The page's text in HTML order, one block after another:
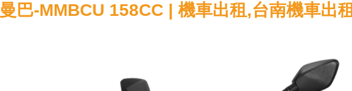
曼巴-MMBCU 158CC | 機車出租,台南機車出租